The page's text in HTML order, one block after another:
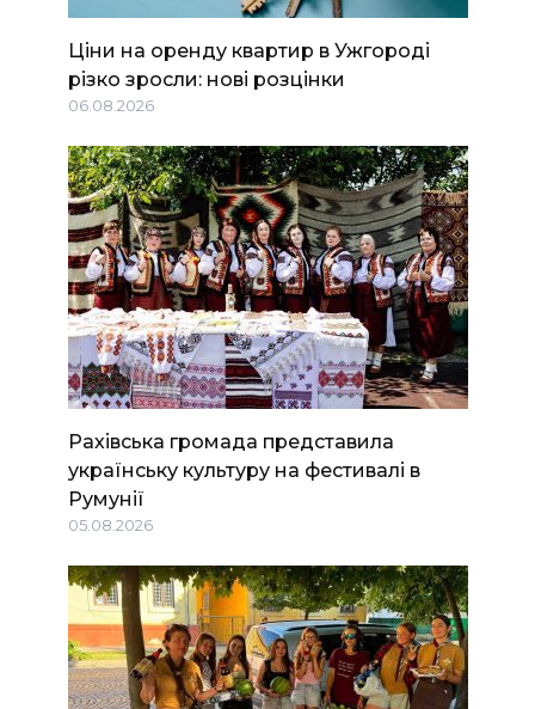
Ціни на оренду квартир в Ужгороді
різко зросли: нові розцінки
06.08.2026
Рахівська громада представила
українську культуру на фестивалі в
Румунії
05.08.2026